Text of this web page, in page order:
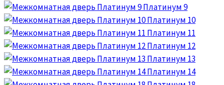
Платинум 9
Платинум 10
Платинум 11
Платинум 12
Платинум 13
Платинум 14